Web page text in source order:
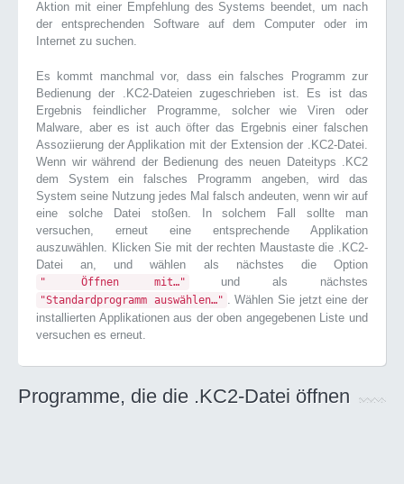
Aktion mit einer Empfehlung des Systems beendet, um nach
der entsprechenden Software auf dem Computer oder im
Internet zu suchen.
Es kommt manchmal vor, dass ein falsches Programm zur
Bedienung der .KC2-Dateien zugeschrieben ist. Es ist das
Ergebnis feindlicher Programme, solcher wie Viren oder
Malware, aber es ist auch öfter das Ergebnis einer falschen
Assoziierung der Applikation mit der Extension der .KC2-Datei.
Wenn wir während der Bedienung des neuen Dateityps .KC2
dem System ein falsches Programm angeben, wird das
System seine Nutzung jedes Mal falsch andeuten, wenn wir auf
eine solche Datei stoßen. In solchem Fall sollte man
versuchen, erneut eine entsprechende Applikation
auszuwählen. Klicken Sie mit der rechten Maustaste die .KC2-
Datei an, und wählen als nächstes die Option
" Öffnen mit…" und als nächstes
"Standardprogramm auswählen…" . Wählen Sie jetzt eine der
installierten Applikationen aus der oben angegebenen Liste und
versuchen es erneut.
Programme, die die .KC2-Datei öffnen